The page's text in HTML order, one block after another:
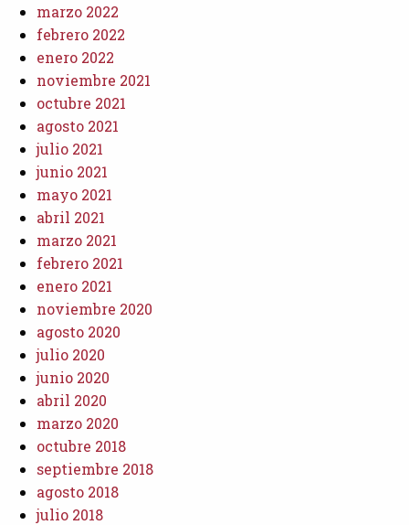
marzo 2022
febrero 2022
enero 2022
noviembre 2021
octubre 2021
agosto 2021
julio 2021
junio 2021
mayo 2021
abril 2021
marzo 2021
febrero 2021
enero 2021
noviembre 2020
agosto 2020
julio 2020
junio 2020
abril 2020
marzo 2020
octubre 2018
septiembre 2018
agosto 2018
julio 2018